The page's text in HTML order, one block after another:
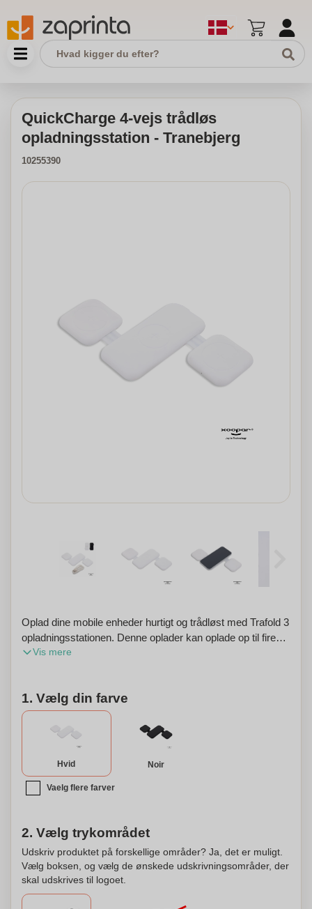
QuickCharge 4-vejs trådløs
opladningsstation - Tranebjerg
10255390
Oplad dine mobile enheder hurtigt og trådløst med Trafold 3
opladningsstationen. Denne oplader kan oplade op til fire
enheder samtidigt, hvilket gør den praktisk både til
rejser eller daglig brug. Trafold 3 er også MagSafe-
kompatibel, hvilket sikrer en sikker forbindelse til dine
enheder. Derudover har den et biologisk nedbrydeligt
plastikhus, hvilket gør det til et miljøvenligt valg. Bemærk
venligst, at Xoopar-produkter ikke er til salg i Frankrig og
Spanien. Du kan også personliggøre Trafold 3
opladningsstationen for at gøre den unikt din.
Vis mere
1. Vælg din farve
Hvid Noir
Vaelg flere farver
2. Vælg trykområdet
Udskriv produktet på forskellige områder? Ja, det er muligt.
Vælg boksen, og vælg de ønskede udskrivningsområder, der
skal udskrives til logoet.